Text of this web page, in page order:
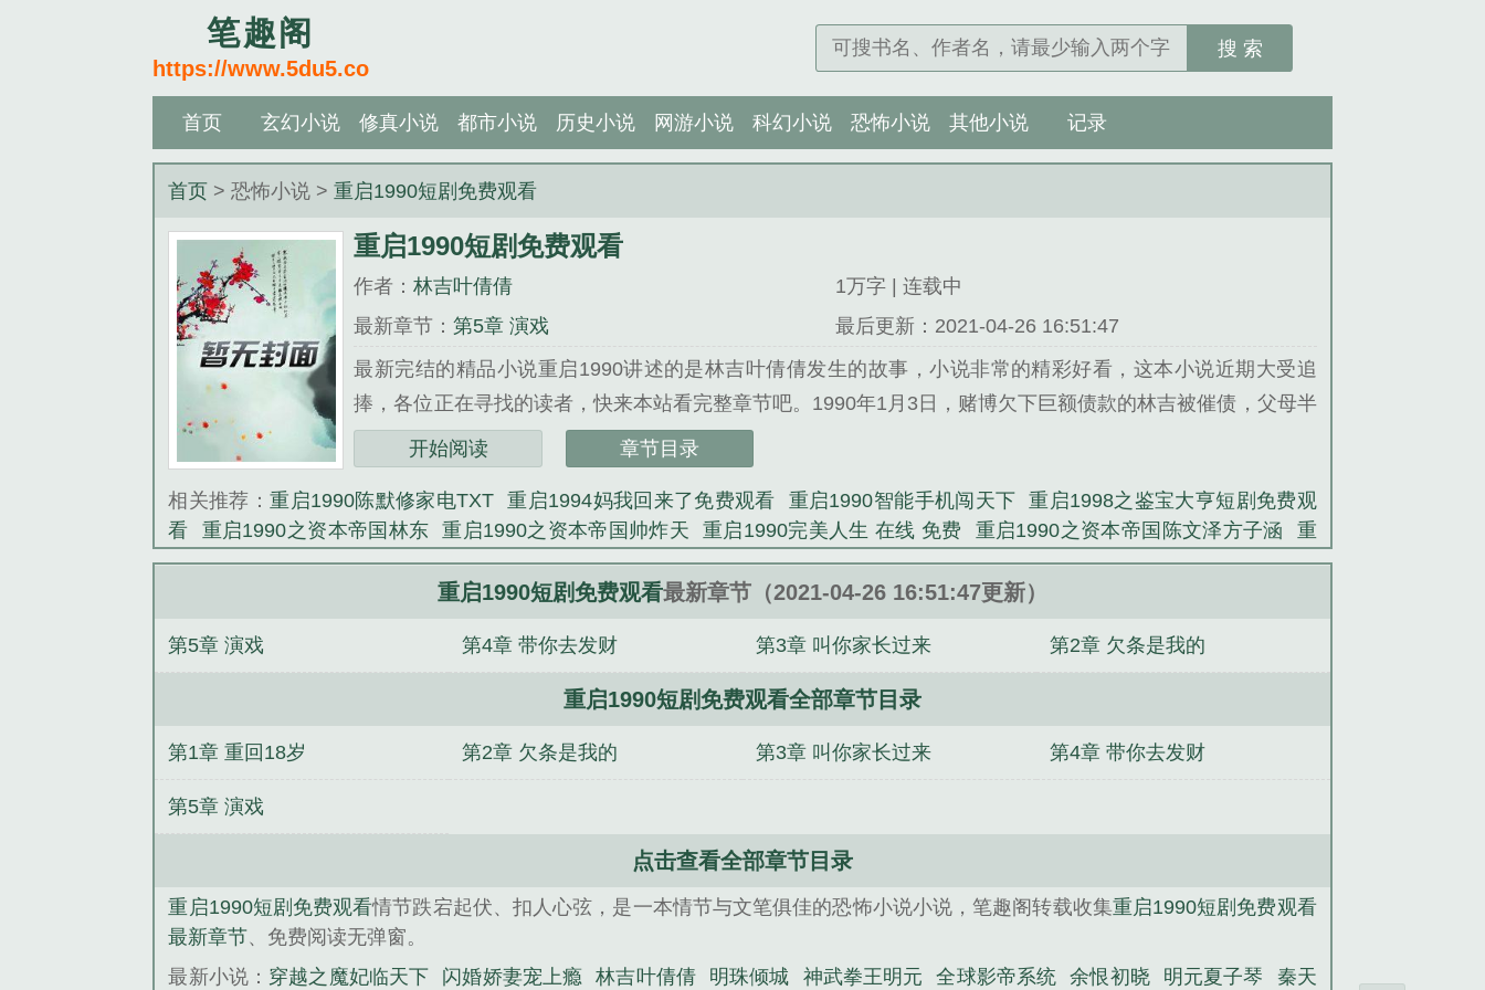
笔趣阁
https://www.5du5.co
搜 索
首页 玄幻小说 修真小说 都市小说 历史小说 网游小说 科幻小说 恐怖小说 其他小说 记录
首页 > 恐怖小说 >重启1990短剧免费观看
重启1990短剧免费观看
作者：林吉叶倩倩
1万字 | 连载中
最新章节：第5章 演戏
最后更新：2021-04-26 16:51:47
最新完结的精品小说重启1990讲述的是林吉叶倩倩发生的故事，小说非常的精彩好看，这本小说近期大受追
捧，各位正在寻找的读者，快来本站看完整章节吧。1990年1月3日，赌博欠下巨额债款的林吉被催债，父母半
生积蓄化为水漂，一夜白头，从此卧病在床，悲惨度日。数十年后，半辈子碌碌无为的林吉一觉醒来，重生到
十八岁，让自己悔恨一生的那天。...
《重启1990短剧免费观看》是林吉叶倩倩精心创作的恐怖小说类小说。
开始阅读 章节目录
相关推荐：重启1990陈默修家电TXT 重启1994妈我回来了免费观看 重启1990智能手机闯天下
重启1998之鉴宝大亨短剧免费观
看
重启1990之资本帝国林东 重启1990之资本帝国帅炸天 重启1990完美人生 在线 免费 重启1990之资本帝国陈文泽方子涵
重
启1985之巅峰岁月 重启1974我的汉东仕途 重启1990之资本帝国笔趣阁 重启1990之资本帝国 - 第2章 重返 重启1990之资本帝国
重启1998之鉴宝大亨全集免费观看 重启1990之资本帝国免费 重启1990之资本帝国txt 重启1984
寒江建国
重启1980迎娶姐姐的林易 重启1999短剧免费全集播放 重启1998之鉴宝大亨 重启1990之资本帝国陈文泽
明元夏子琴 苏念薄暮冥 神武拳王明元 明珠倾城 余恨初晓
总裁追妻狂
林吉叶倩倩
重启1990短剧免费观看最新章节（2021-04-26 16:51:47更新）
第5章 演戏 第4章 带你去发财 第3章 叫你家长过来 第2章 欠条是我的
重启1990短剧免费观看全部章节目录
第1章 重回18岁 第2章 欠条是我的 第3章 叫你家长过来 第4章 带你去发财
第5章 演戏
点击查看全部章节目录
重启1990短剧免费观看情节跌宕起伏、扣人心弦，是一本情节与文笔俱佳的恐怖小说小说，笔趣阁转载收集重启1990短剧免费观看
最新章节、免费阅读无弹窗。
最新小说： 穿越之魔妃临天下 闪婚娇妻宠上瘾 林吉叶倩倩 明珠倾城 神武拳王明元 全球影帝系统 余恨初晓 明元夏子琴 秦天